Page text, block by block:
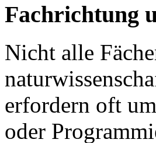
Fachrichtung
Nicht alle
erfordern oft
oder